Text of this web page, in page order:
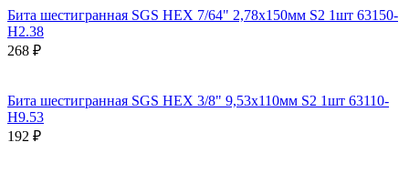
Бита шестигранная SGS HEX 7/64" 2,78х150мм S2 1шт 63150-
H2.38
268 ₽
Бита шестигранная SGS HEX 3/8" 9,53х110мм S2 1шт 63110-
H9.53
192 ₽